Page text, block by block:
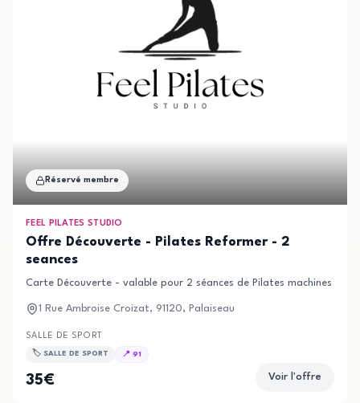
Réservé membre
FEEL PILATES STUDIO
Offre Découverte - Pilates Reformer - 2
seances
Carte Découverte - valable pour 2 séances de Pilates machines
1 Rue Ambroise Croizat, 91120, Palaiseau
SALLE DE SPORT
🏷️ SALLE DE SPORT 📍 91
35€ Voir l'offre